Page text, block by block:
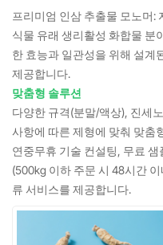
프리미엄 인삼 추출물 모노머:
식물 유래 생리활성 화합물 분
한 효능과 일관성을 위해 설계
제공합니다.
맞춤형 솔루션
다양한 규격(분말/액상), 진세
사항에 따른 제형에 맞춰 맞춤
연중무휴 기술 컨설팅, 무료
(500kg 이하 주문 시 48시간
류 서비스를 제공합니다.